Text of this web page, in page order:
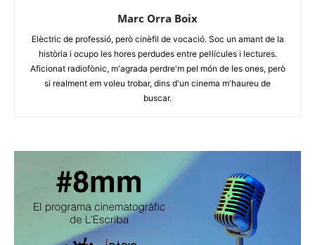
Marc Orra Boix
Elèctric de professió, però cinèfil de vocació. Soc un amant de la
història i ocupo les hores perdudes entre pel·lícules i lectures.
Aficionat radiofònic, m'agrada perdre'm pel món de les ones, però
si realment em voleu trobar, dins d'un cinema m'haureu de
buscar.